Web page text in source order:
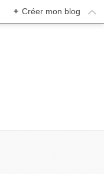
+ Créer mon blog